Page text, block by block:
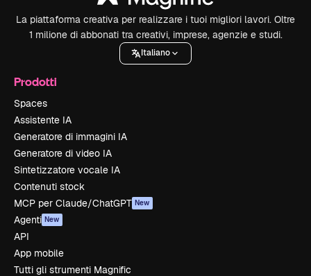
La piattaforma creativa per realizzare i tuoi migliori lavori. Oltre
1 milione di abbonati tra creativi, imprese, agenzie e studi.
Italiano
Prodotti
Spaces
Assistente IA
Generatore di immagini IA
Generatore di video IA
Sintetizzatore vocale IA
Contenuti stock
MCP per Claude/ChatGPT New
Agenti New
API
App mobile
Tutti gli strumenti Magnific